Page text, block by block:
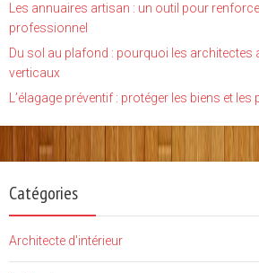
Les annuaires artisan : un outil pour
professionnel
Du sol au plafond : pourquoi les architectes
verticaux
L’élagage préventif : protéger les biens et les
Catégories
Architecte d'intérieur